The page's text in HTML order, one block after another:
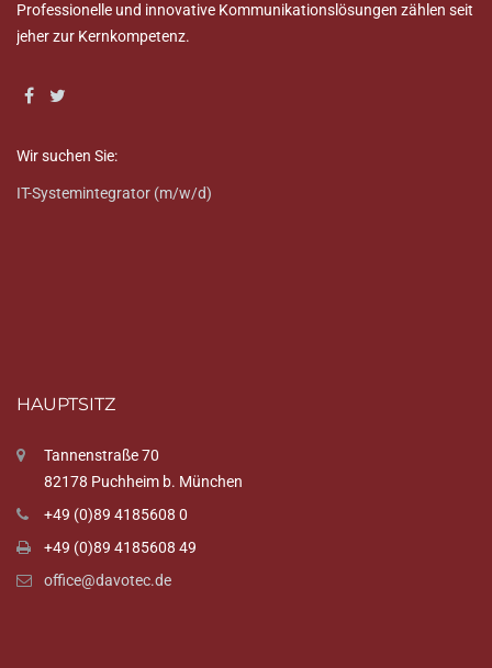
Professionelle und innovative Kommunikationslösungen zählen seit
jeher zur Kernkompetenz.
Wir suchen Sie:
IT-Systemintegrator (m/w/d)
HAUPTSITZ
Tannenstraße 70
82178 Puchheim b. München
+49 (0)89 4185608 0
+49 (0)89 4185608 49
office@davotec.de